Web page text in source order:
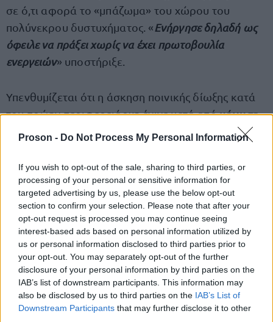
Proson - Do Not Process My Personal Information
If you wish to opt-out of the sale, sharing to third parties, or
processing of your personal or sensitive information for
targeted advertising by us, please use the below opt-out
section to confirm your selection. Please note that after your
opt-out request is processed you may continue seeing
interest-based ads based on personal information utilized by
us or personal information disclosed to third parties prior to
your opt-out. You may separately opt-out of the further
disclosure of your personal information by third parties on the
IAB’s list of downstream participants. This information may
also be disclosed by us to third parties on the IAB’s List of
Downstream Participants that may further disclose it to other
σε ό,τι αφορά το «μπάζωμα» του χώρου του
πολύνεκρου δυστυχήματος. «Ενήργησε δηλαδή ως
όφειλε να πράξει χωρίς να έχει πρωτοβουλία
ενεργειών» υποστήριξε.
Υπενθυμίζεται ότι η άσκηση ποινικής δίωξης κατά
του πρώην περιφερειάρχη έγινε μετά απόμήνυση
που είχαν καταθέσει, τον Αύγουστο του 2023,
σιδηροδρομικής τραγωδίας,κατά παντός
υπευθύνου, εστιάζοντας, μεταξύ άλλων, στην
απόφαση αγνώστων » να «αλλοιώσουν» τον
τόπο του δυστυχήματος με αφορμή τις εργασίες
που έγιναν σταΤέμπη , όταν αποφασίστηκε πως
είχαν περατωθεί οι έρευνες για τον εντοπισμό
επιβαινόντων.